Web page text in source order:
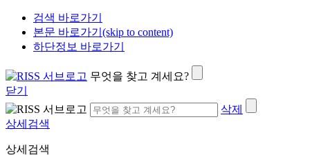
검색 바로가기
본문 바로가기(skip to content)
하단정보 바로가기
무엇을 찾고 계세요?
닫기
삭제
상세검색
상세검색